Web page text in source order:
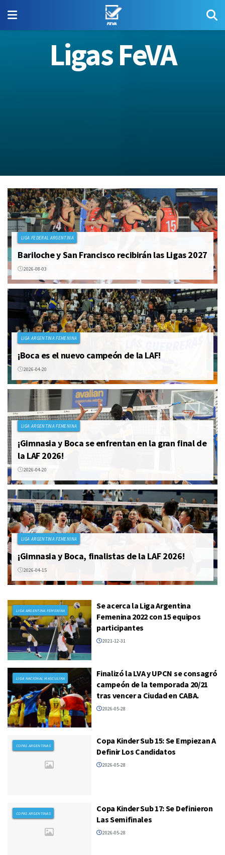
Ligas FeVA
LIGA FEDERAL ARGENTINA
Bariloche y San Francisco recibirán las Ligas 2027
2026-08-03
LIGA ARGENTINA FEMENINA
¡Boca es el nuevo campeón de la LAF!
2026-04-20
LIGA ARGENTINA FEMENINA
¡Gimnasia y Boca se enfrentan en la gran final de
la LAF 2026!
2026-04-20
LIGA ARGENTINA FEMENINA
¡Gimnasia y Boca, finalistas de la LAF 2026!
2026-04-15
LIGA ARGENTINA FEMENINA
Se acerca la Liga Argentina
Femenina 2022 con 15 equipos
participantes
2021-12-31
LIGA NACIONAL MASCULINA
Finalizó la LVA y UPCN se consagró
campeón de la temporada 20/21
tras vencer a Ciudad en CABA.
2026-05-28
COPAS ARGENTINAS
Copa Kinder Sub 15: Se Empiezan A
Definir Los Candidatos
2026-05-28
COPAS ARGENTINAS
Copa Kinder Sub 17: Se Definieron
Las Semifinales
2026-05-28